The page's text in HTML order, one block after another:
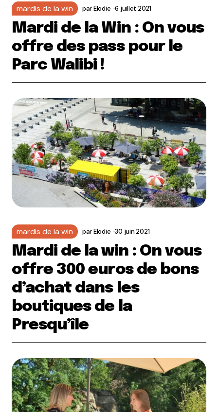
mardis de la win parElodie 6 juillet 2021
Mardi de la Win : On vous
offre des pass pour le
Parc Walibi !
mardis de la win parElodie 30 juin 2021
Mardi de la win : On vous
offre 300 euros de bons
d’achat dans les
boutiques de la
Presqu’île